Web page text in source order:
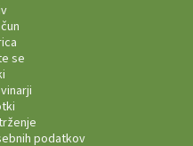
se
podatkov